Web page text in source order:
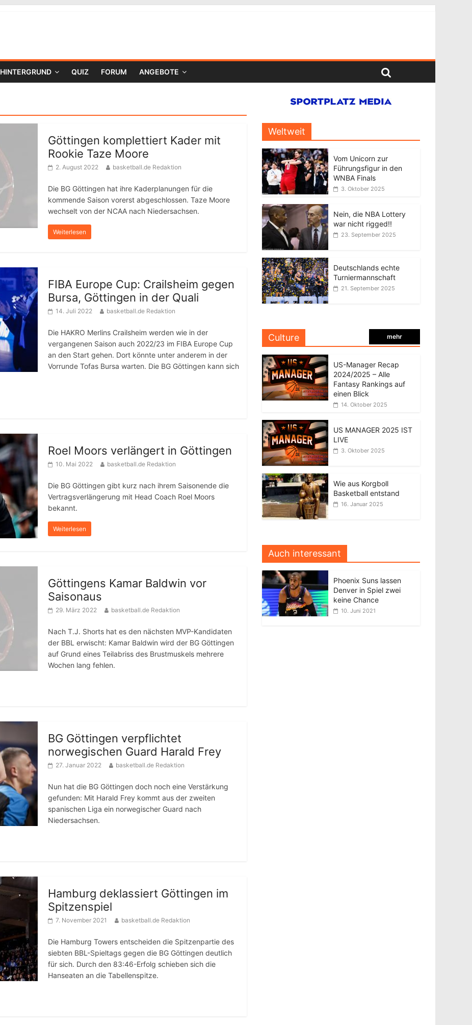
HINTERGRUND QUIZ FORUM ANGEBOTE
Göttingen komplettiert Kader mit
Rookie Taze Moore
2. August 2022 basketball.de Redaktion
Die BG Göttingen hat ihre Kaderplanungen für die
kommende Saison vorerst abgeschlossen. Taze Moore
wechselt von der NCAA nach Niedersachsen.
Weiterlesen
FIBA Europe Cup: Crailsheim gegen
Bursa, Göttingen in der Quali
14. Juli 2022 basketball.de Redaktion
Die HAKRO Merlins Crailsheim werden wie in der
vergangenen Saison auch 2022/23 im FIBA Europe Cup
an den Start gehen. Dort könnte unter anderem in der
Vorrunde Tofas Bursa warten. Die BG Göttingen kann sich
Roel Moors verlängert in Göttingen
10. Mai 2022 basketball.de Redaktion
Die BG Göttingen gibt kurz nach ihrem Saisonende die
Vertragsverlängerung mit Head Coach Roel Moors
bekannt.
Weiterlesen
Göttingens Kamar Baldwin vor
Saisonaus
29. März 2022 basketball.de Redaktion
Nach T.J. Shorts hat es den nächsten MVP-Kandidaten
der BBL erwischt: Kamar Baldwin wird der BG Göttingen
auf Grund eines Teilabriss des Brustmuskels mehrere
Wochen lang fehlen.
BG Göttingen verpflichtet
norwegischen Guard Harald Frey
27. Januar 2022 basketball.de Redaktion
Nun hat die BG Göttingen doch noch eine Verstärkung
gefunden: Mit Harald Frey kommt aus der zweiten
spanischen Liga ein norwegischer Guard nach
Niedersachsen.
Hamburg deklassiert Göttingen im
Spitzenspiel
7. November 2021 basketball.de Redaktion
Die Hamburg Towers entscheiden die Spitzenpartie des
siebten BBL-Spieltags gegen die BG Göttingen deutlich
für sich. Durch den 83:46-Erfolg schieben sich die
Hanseaten an die Tabellenspitze.
Weltweit
Vom Unicorn zur
Führungsfigur in den
WNBA Finals
3. Oktober 2025
Nein, die NBA Lottery
war nicht rigged!!
23. September 2025
Deutschlands echte
Turniermannschaft
21. September 2025
Culture mehr
US-Manager Recap
2024/2025 – Alle
Fantasy Rankings auf
einen Blick
14. Oktober 2025
US MANAGER 2025 IST
LIVE
3. Oktober 2025
Wie aus Korgboll
Basketball entstand
16. Januar 2025
Auch interessant
Phoenix Suns lassen
Denver in Spiel zwei
keine Chance
10. Juni 2021